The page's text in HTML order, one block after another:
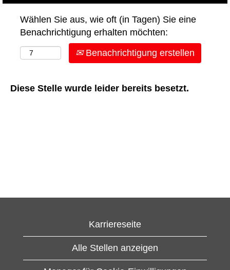
Wählen Sie aus, wie oft (in Tagen) Sie eine
Benachrichtigung erhalten möchten:
Benachrichtigung erstellen
Diese Stelle wurde leider bereits besetzt.
Karriereseite
Alle Stellen anzeigen